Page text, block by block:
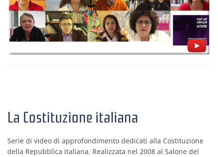
La Costituzione italiana
Serie di video di approfondimento dedicati alla Costituzione
della Repubblica italiana. Realizzata nel 2008 al Salone del